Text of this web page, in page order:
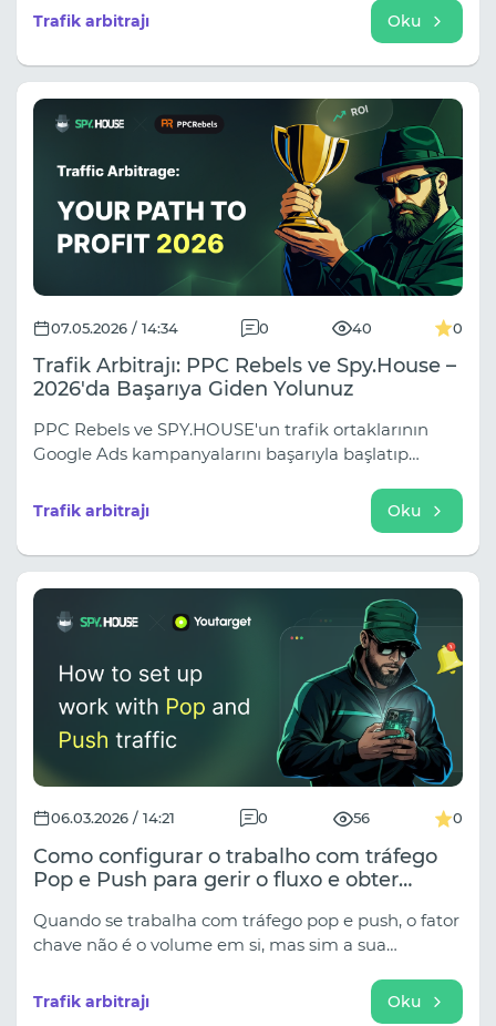
olacaktır. Kötü bir giriş cümlesi, sıkıcı bir açılış
sahnesi veya izleyiciyle bağlantı kuramayan bir
teklif.
Trafik arbitrajı Oku
07.05.2026 / 14:34 0 40 0
Trafik Arbitrajı: PPC Rebels ve Spy.House –
2026'da Başarıya Giden Yolunuz
PPC Rebels ve SPY.HOUSE'un trafik ortaklarının
Google Ads kampanyalarını başarıyla başlatıp
kaçınmalarına ve rakiplerini analiz etmelerine nasıl
pazarlaması için etkili araçlar.
Trafik arbitrajı Oku
06.03.2026 / 14:21 0 56 0
Como configurar o trabalho com tráfego
Pop e Push para gerir o fluxo e obter
Quando se trabalha com tráfego pop e push, o fator
chave não é o volume em si, mas sim a sua
rapidamente, visualizar dados precisos e expandir
os seus esforços sem perder o controlo em cada
Trafik arbitrajı Oku